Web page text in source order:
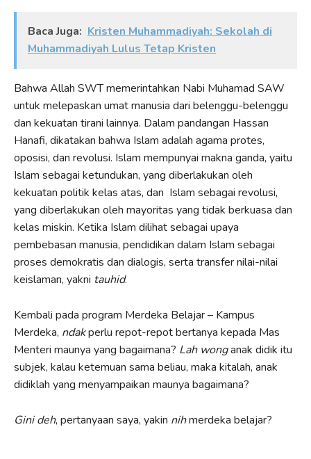
Baca Juga: Kristen Muhammadiyah: Sekolah di
Muhammadiyah Lulus Tetap Kristen
Bahwa Allah SWT memerintahkan Nabi Muhamad SAW
untuk melepaskan umat manusia dari belenggu-belenggu
dan kekuatan tirani lainnya. Dalam pandangan Hassan
Hanafi, dikatakan bahwa Islam adalah agama protes,
oposisi, dan revolusi. Islam mempunyai makna ganda, yaitu
Islam sebagai ketundukan, yang diberlakukan oleh
kekuatan politik kelas atas, dan Islam sebagai revolusi,
yang diberlakukan oleh mayoritas yang tidak berkuasa dan
kelas miskin. Ketika Islam dilihat sebagai upaya
pembebasan manusia, pendidikan dalam Islam sebagai
proses demokratis dan dialogis, serta transfer nilai-nilai
keislaman, yakni tauhid.
Kembali pada program Merdeka Belajar – Kampus
Merdeka, ndakperlu repot-repot bertanya kepada Mas
Menteri maunya yang bagaimana? Lah wonganak didik itu
subjek, kalau ketemuan sama beliau, maka kitalah, anak
didiklah yang menyampaikan maunya bagaimana?
Gini deh, pertanyaan saya, yakin nihmerdeka belajar?